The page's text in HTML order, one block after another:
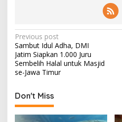
P
o
s
n
a
Previous post
Sambut Idul Adha, DMI
Jatim Siapkan 1.000 Juru
Sembelih Halal untuk Masjid
se-Jawa Timur
Don't Miss